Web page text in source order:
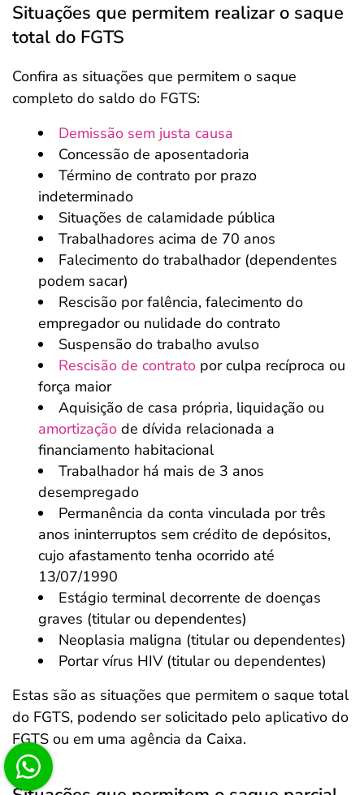
Situações que permitem realizar o saque
total do FGTS
Confira as situações que permitem o saque
completo do saldo do FGTS:
Demissão sem justa causa
Concessão de aposentadoria
Término de contrato por prazo
indeterminado
Situações de calamidade pública
Trabalhadores acima de 70 anos
Falecimento do trabalhador (dependentes
podem sacar)
Rescisão por falência, falecimento do
empregador ou nulidade do contrato
Suspensão do trabalho avulso
Rescisão de contrato por culpa recíproca ou
força maior
Aquisição de casa própria, liquidação ou
amortização de dívida relacionada a
financiamento habitacional
Trabalhador há mais de 3 anos
desempregado
Permanência da conta vinculada por três
anos ininterruptos sem crédito de depósitos,
cujo afastamento tenha ocorrido até
13/07/1990
Estágio terminal decorrente de doenças
graves (titular ou dependentes)
Neoplasia maligna (titular ou dependentes)
Portar vírus HIV (titular ou dependentes)
Estas são as situações que permitem o saque total
do FGTS, podendo ser solicitado pelo aplicativo do
FGTS ou em uma agência da Caixa.